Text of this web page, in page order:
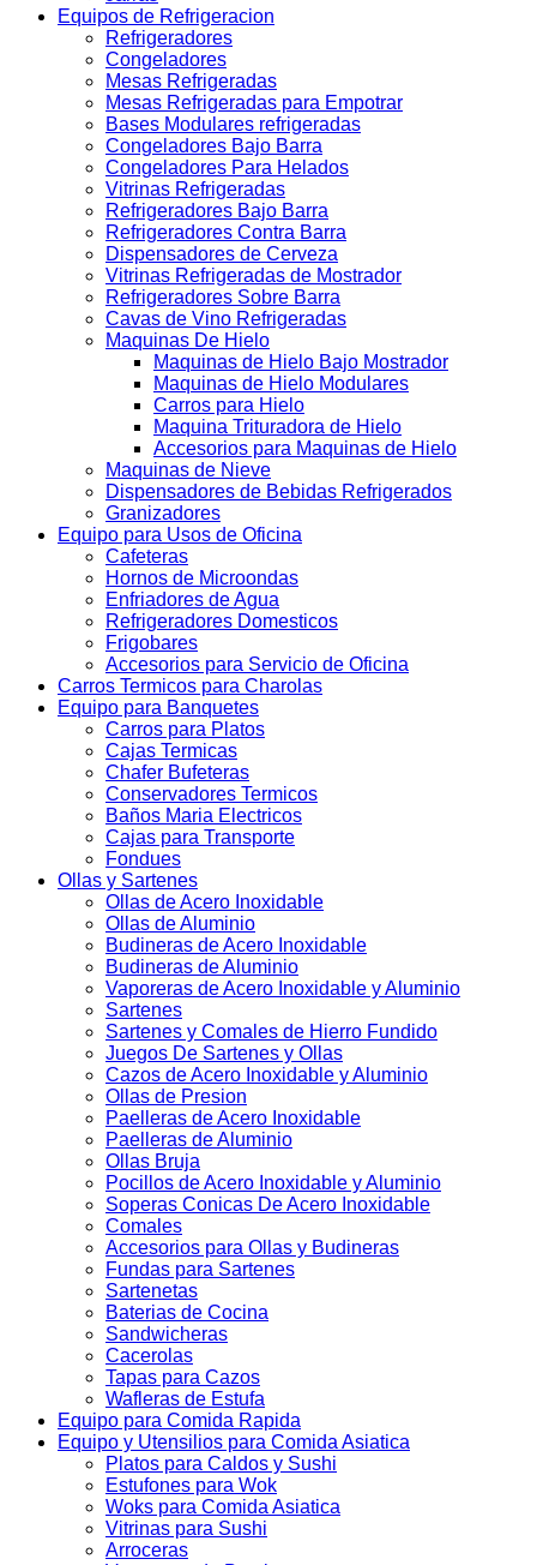
Equipos de Refrigeracion
Refrigeradores
Congeladores
Mesas Refrigeradas
Mesas Refrigeradas para Empotrar
Bases Modulares refrigeradas
Congeladores Bajo Barra
Congeladores Para Helados
Vitrinas Refrigeradas
Refrigeradores Bajo Barra
Refrigeradores Contra Barra
Dispensadores de Cerveza
Vitrinas Refrigeradas de Mostrador
Refrigeradores Sobre Barra
Cavas de Vino Refrigeradas
Maquinas De Hielo
Maquinas de Hielo Bajo Mostrador
Maquinas de Hielo Modulares
Carros para Hielo
Maquina Trituradora de Hielo
Accesorios para Maquinas de Hielo
Maquinas de Nieve
Dispensadores de Bebidas Refrigerados
Granizadores
Equipo para Usos de Oficina
Cafeteras
Hornos de Microondas
Enfriadores de Agua
Refrigeradores Domesticos
Frigobares
Accesorios para Servicio de Oficina
Carros Termicos para Charolas
Equipo para Banquetes
Carros para Platos
Cajas Termicas
Chafer Bufeteras
Conservadores Termicos
Baños Maria Electricos
Cajas para Transporte
Fondues
Ollas y Sartenes
Ollas de Acero Inoxidable
Ollas de Aluminio
Budineras de Acero Inoxidable
Budineras de Aluminio
Vaporeras de Acero Inoxidable y Aluminio
Sartenes
Sartenes y Comales de Hierro Fundido
Juegos De Sartenes y Ollas
Cazos de Acero Inoxidable y Aluminio
Ollas de Presion
Paelleras de Acero Inoxidable
Paelleras de Aluminio
Ollas Bruja
Pocillos de Acero Inoxidable y Aluminio
Soperas Conicas De Acero Inoxidable
Comales
Accesorios para Ollas y Budineras
Fundas para Sartenes
Sartenetas
Baterias de Cocina
Sandwicheras
Cacerolas
Tapas para Cazos
Wafleras de Estufa
Equipo para Comida Rapida
Equipo y Utensilios para Comida Asiatica
Platos para Caldos y Sushi
Estufones para Wok
Woks para Comida Asiatica
Vitrinas para Sushi
Arroceras